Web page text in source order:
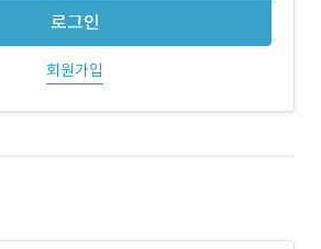
로그인
회원가입